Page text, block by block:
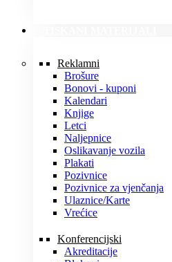
Reklamni
Brošure
Bonovi - kuponi
Kalendari
Knjige
Letci
Naljepnice
Oslikavanje vozila
Plakati
Pozivnice
Pozivnice za vjenčanja
Ulaznice/Karte
Vrećice
Konferencijski
Akreditacije